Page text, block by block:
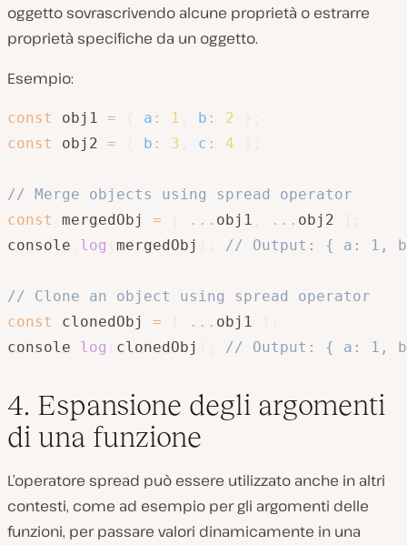
oggetto sovrascrivendo alcune proprietà o estrarre
proprietà specifiche da un oggetto.
Esempio:
const obj1 = a : 1 b : 2
const
obj2 = b : 3 c : 4
// Merge objects using spread operator
const
mergedObj = ... obj1 ... obj2
console
log mergedObj // Output: { a: 1,
// Clone an object using spread operator
const
clonedObj = ... obj1
console
log clonedObj // Output: { a: 1,
4. Espansione degli argomenti
di una funzione
L’operatore spread può essere utilizzato anche in altri
contesti, come ad esempio per gli argomenti delle
funzioni, per passare valori dinamicamente in una